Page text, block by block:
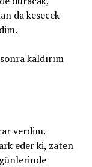
da kesecek
kaldırım
verdim.
eder ki, zaten